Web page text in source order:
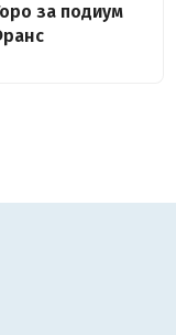
за подиум